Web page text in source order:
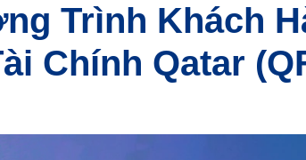
Trình Khách
Chính Qatar